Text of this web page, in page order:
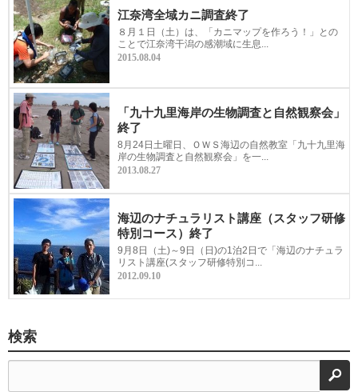
江奈湾全域カニ調査終了
８月１日（土）は、「カニマップを作ろう！」との
ことで江奈湾干潟の感潮域に生息...
2015.08.04
「九十九里海岸の生物調査と自然観察会」
終了
8月24日土曜日、ＯＷＳ海辺の自然教室「九十九里海
岸の生物調査と自然観察会」を一...
2013.08.27
海辺のナチュラリスト講座（スタッフ研修
特別コース）終了
9月8日（土)～9日（日)の1泊2日で「海辺のナチュラ
リスト講座(スタッフ研修特別コ...
2012.09.10
検索
検